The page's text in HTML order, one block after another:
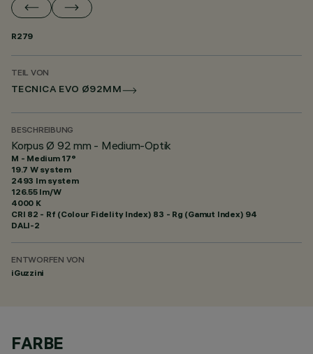
R279
TEIL VON
TECNICA EVO Ø92MM
BESCHREIBUNG
Korpus Ø 92 mm - Medium-Optik
M - Medium 17°
19.7 W system
2493 lm system
126.55 lm/W
4000 K
CRI 82 - Rf (Colour Fidelity Index) 83 - Rg (Gamut Index) 94
DALI-2
ENTWORFEN VON
iGuzzini
FARBE